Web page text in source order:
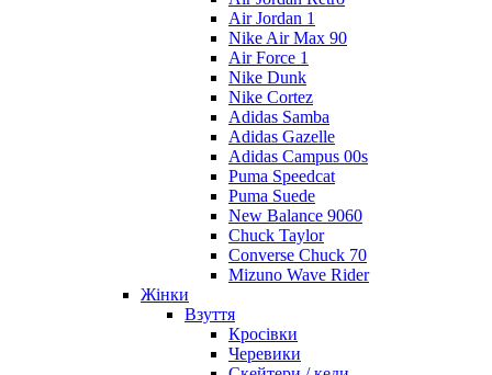
Air Jordan 1
Nike Air Max 90
Air Force 1
Nike Dunk
Nike Cortez
Adidas Samba
Adidas Gazelle
Adidas Campus 00s
Puma Speedcat
Puma Suede
New Balance 9060
Chuck Taylor
Converse Chuck 70
Mizuno Wave Rider
Жінки
Взуття
Кросівки
Черевики